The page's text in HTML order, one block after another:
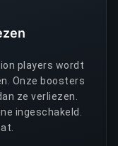
players wordt
Onze boosters
ze verliezen.
ingeschakeld.